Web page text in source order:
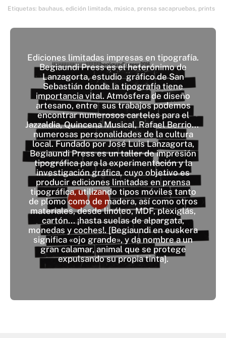
Etiquetas: bauhaus, edición limitada, música, prensa sacapruebas, prints
Ediciones limitadas impresas en tipografía.
Begiaundi Press es el heterónimo de
Lanzagorta, estudio gráfico de San
Sebastián donde la tipografía tiene
importancia vital. Atmósfera de diseño
artesano, entre sus trabajos podemos
encontrar numerosos carteles para el
Jazzaldia, Quincena Musical, Rafael Berrio...
numerosas personalidades de la cultura
local. Fundado por José Luis Lanzagorta,
Begiaundi Press es un taller de impresión
tipográfica para la experimentación y la
investigación gráfica, cuyo objetivo es
producir ediciones limitadas en prensa
tipográfica, utilizando tipos móviles tanto
de plomo como de madera, así como otros
materiales, desde linóleo, MDF, plexiglás,
cartón... ¡hasta suelas de alpargata,
monedas y coches!. [Begiaundi en euskera
significa «ojo grande», y da nombre a un
gran calamar, animal que se protege
expulsando su propia tinta].